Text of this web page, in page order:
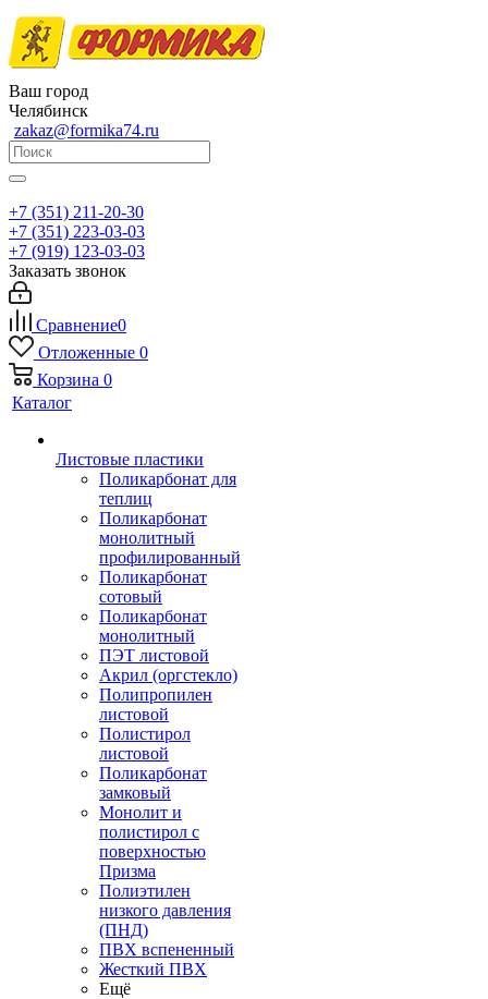
Ваш город
Челябинск
zakaz@formika74.ru
+7 (351) 211-20-30
+7 (351) 223-03-03
+7 (919) 123-03-03
Заказать звонок
Сравнение0
Отложенные 0
Корзина 0
Каталог
Листовые пластики
Поликарбонат для
теплиц
Поликарбонат
монолитный
профилированный
Поликарбонат
сотовый
Поликарбонат
монолитный
ПЭТ листовой
Акрил (оргстекло)
Полипропилен
листовой
Полистирол
листовой
Поликарбонат
замковый
Монолит и
полистирол с
поверхностью
Призма
Полиэтилен
низкого давления
(ПНД)
ПВХ вспененный
Жесткий ПВХ
Ещё